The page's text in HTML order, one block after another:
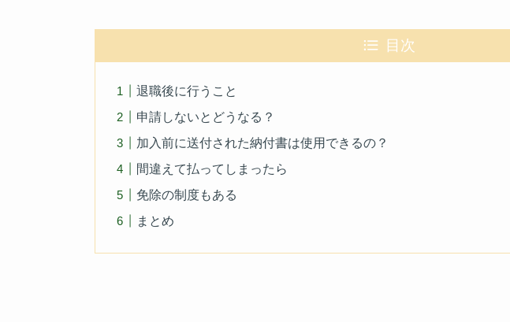
目次
退職後に行うこと
申請しないとどうなる？
加入前に送付された納付書は使用できるの？
間違えて払ってしまったら
免除の制度もある
まとめ